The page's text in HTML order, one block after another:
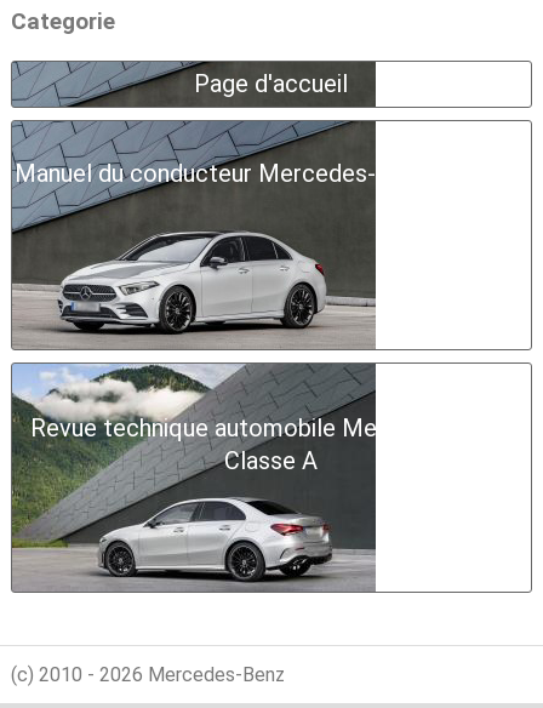
Categorie
Page d'accueil
Manuel du conducteur Mercedes-Benz Classe A
Revue technique automobile Mercedes-Benz
Classe A
(c) 2010 - 2026 Mercedes-Benz